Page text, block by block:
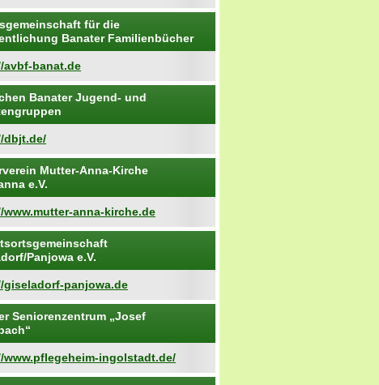
für die
Banater Familienbücher
avbf-banat.de
Banater Jugend- und
dbjt.de/
Mutter-Anna-Kirche
e.V.
anna-kirche.de
Panjowa e.V.
giseladorf-panjowa.de
Seniorenzentrum „Josef
www.pflegeheim-ingolstadt.de/